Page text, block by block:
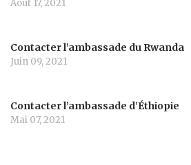
Août 17, 2021
Contacter l’ambassade du Rwanda
Juin 09, 2021
Contacter l’ambassade d’Éthiopie
Mai 07, 2021